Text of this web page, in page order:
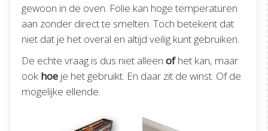
gewoon in de oven. Folie kan hoge temperaturen
aan zonder direct te smelten. Toch betekent dat
niet dat je het overal en altijd veilig kunt gebruiken.
De echte vraag is dus niet alleen ofhet kan, maar
ook hoe je het gebruikt. En daar zit de winst. Of de
mogelijke ellende.